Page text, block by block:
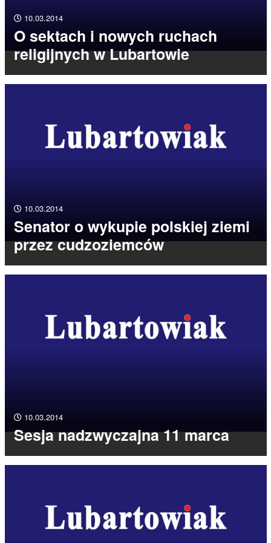
10.03.2014
O sektach i nowych ruchach
religijnych w Lubartowie
10.03.2014
Senator o wykupie polskiej ziemi
przez cudzoziemców
10.03.2014
Sesja nadzwyczajna 11 marca